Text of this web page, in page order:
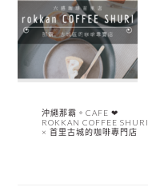
沖繩那霸。CAFE ❤︎
ROKKAN COFFEE SHURI
× 首里古城的咖啡專門店